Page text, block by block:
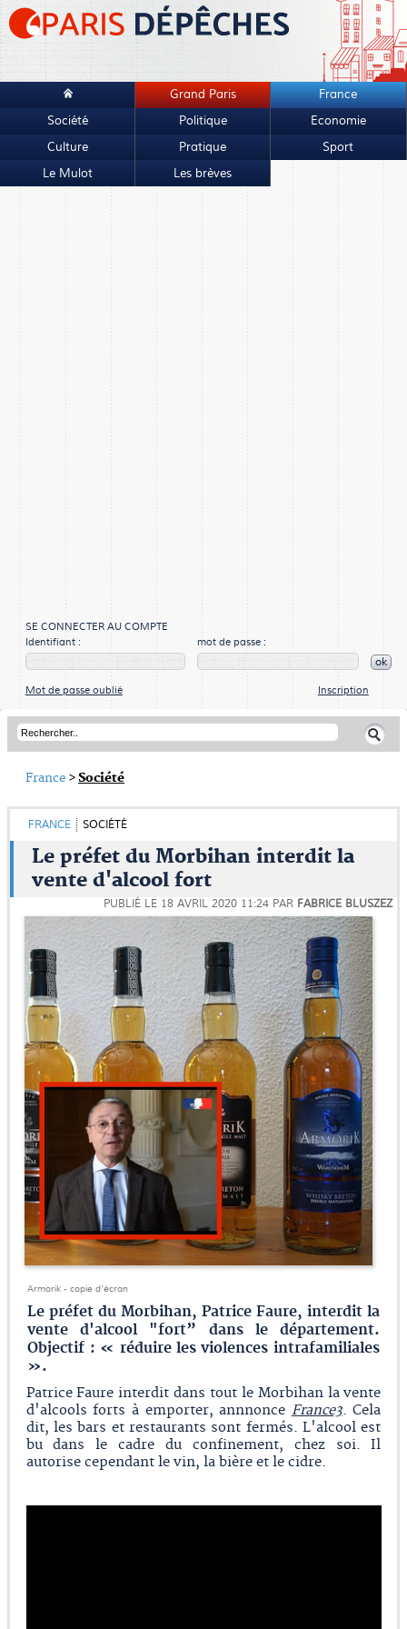
Grand Paris
France
Société
Politique
Economie
Culture
Pratique
Sport
Le Mulot
Les brèves
SE CONNECTER AU COMPTE
Identifiant :
mot de passe :
ok
Mot de passe oublié Inscription
France >Société
FRANCE SOCIÉTÉ
Le préfet du Morbihan interdit la
vente d'alcool fort
PUBLIÉ LE 18 AVRIL 2020 11:24 PAR FABRICE BLUSZEZ
Armorik - copie d'écran
Le préfet du Morbihan, Patrice Faure, interdit la
vente d'alcool "fort” dans le département.
Objectif : « réduire les violences intrafamiliales
».
Patrice Faure interdit dans tout le Morbihan la vente
d'alcools forts à emporter, annnonce France3. Cela
dit, les bars et restaurants sont fermés. L'alcool est
bu dans le cadre du confinement, chez soi. Il
autorise cependant le vin, la bière et le cidre.